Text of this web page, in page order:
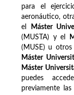
para el
aeronáutico,
el
Máster
(MUSTA) y el
(MUSE) u otros
Máster
Máster
puedes
previamente